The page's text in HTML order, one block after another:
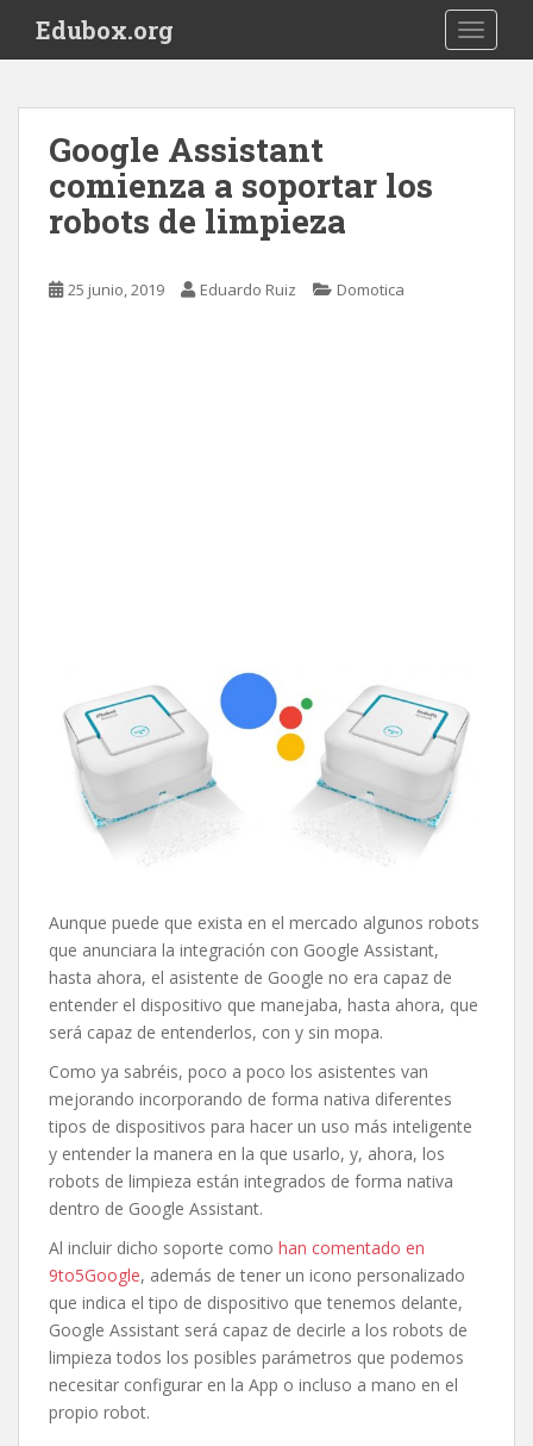
i
Edubox.org
Google Assistant
comienza a soportar los
robots de limpieza
25 junio, 2019 Eduardo Ruiz Domotica
Aunque puede que exista en el mercado algunos robots
que anunciara la integración con Google Assistant,
hasta ahora, el asistente de Google no era capaz de
entender el dispositivo que manejaba, hasta ahora, que
será capaz de entenderlos, con y sin mopa.
Como ya sabréis, poco a poco los asistentes van
mejorando incorporando de forma nativa diferentes
tipos de dispositivos para hacer un uso más inteligente
y entender la manera en la que usarlo, y, ahora, los
robots de limpieza están integrados de forma nativa
dentro de Google Assistant.
Al incluir dicho soporte como han comentado en
9to5Google, además de tener un icono personalizado
que indica el tipo de dispositivo que tenemos delante,
Google Assistant será capaz de decirle a los robots de
limpieza todos los posibles parámetros que podemos
necesitar configurar en la App o incluso a mano en el
propio robot.